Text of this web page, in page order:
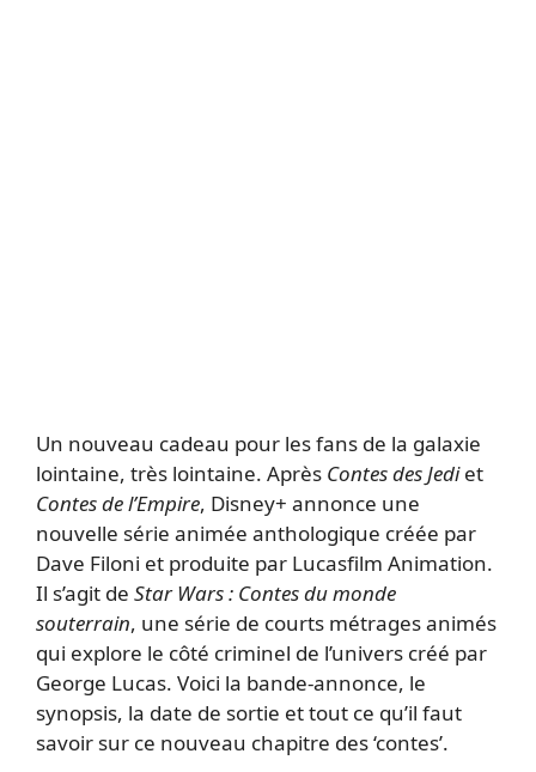
Un nouveau cadeau pour les fans de la galaxie
lointaine, très lointaine. Après Contes des Jediet
Contes de l’Empire, Disney+ annonce une
nouvelle série animée anthologique créée par
Dave Filoni et produite par Lucasfilm Animation.
Il s’agit de Star Wars : Contes du monde
souterrain, une série de courts métrages animés
qui explore le côté criminel de l’univers créé par
George Lucas. Voici la bande-annonce, le
synopsis, la date de sortie et tout ce qu’il faut
savoir sur ce nouveau chapitre des ‘contes’.